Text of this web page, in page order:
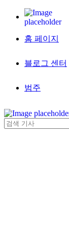
홈 페이지
블로그 센터
범주